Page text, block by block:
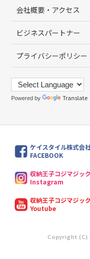
会社概要・アクセス
ビジネスパートナー
プライバシーポリシー
Powered by Translate
ケイスタイル株式会
FACEBOOK
収納王子コジマジック
Instagram
収納王子コジマジック
Youtube
Copyright (C)